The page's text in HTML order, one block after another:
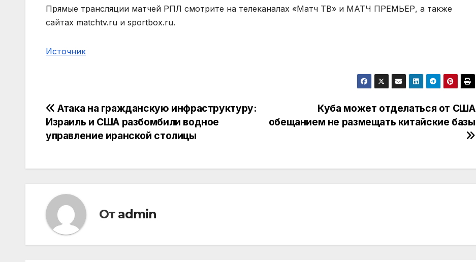
Прямые трансляции матчей РПЛ смотрите на телеканалах «Матч ТВ» и МАТЧ ПРЕМЬЕР, а также
сайтах matchtv.ru и sportbox.ru.
Источник
Навигация
по
Куба может отделаться от США
обещанием не размещать китайские базы
Атака на гражданскую инфраструктуру:
Израиль и США разбомбили водное
управление иранской столицы
От admin